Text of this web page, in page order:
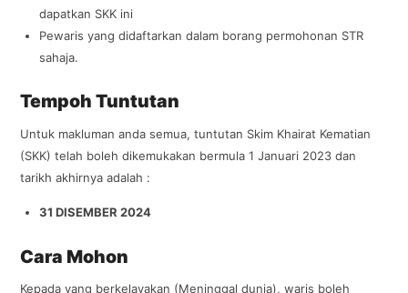
dapatkan SKK ini
Pewaris yang didaftarkan dalam borang permohonan STR
sahaja.
Tempoh Tuntutan
Untuk makluman anda semua, tuntutan Skim Khairat Kematian
(SKK) telah boleh dikemukakan bermula 1 Januari 2023 dan
tarikh akhirnya adalah :
31 DISEMBER 2024
Cara Mohon
Kepada yang berkelayakan (Meninggal dunia), waris boleh